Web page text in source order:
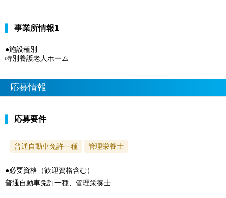
事業所情報1
●施設種別
特別養護老人ホーム
応募情報
応募要件
普通自動車免許一種 管理栄養士
●必要資格（歓迎資格含む）
普通自動車免許一種、管理栄養士